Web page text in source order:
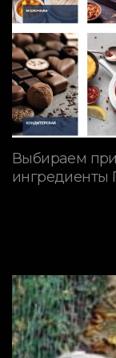
Выбираем